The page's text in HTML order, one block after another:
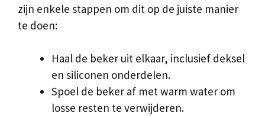
zijn enkele stappen om dit op de juiste manier
te doen:
Haal de beker uit elkaar, inclusief deksel
en siliconen onderdelen.
Spoel de beker af met warm water om
losse resten te verwijderen.